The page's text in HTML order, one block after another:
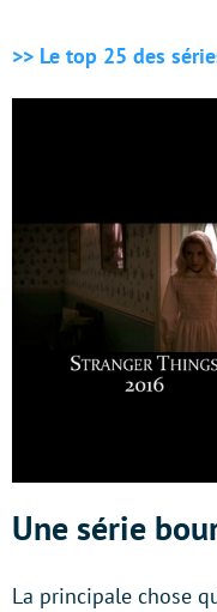
>> Le top 25 des
Une série
La principale chose